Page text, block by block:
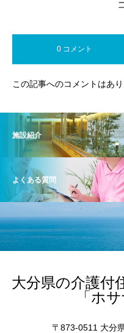
0 コメント
この記事へのコメントはあり
施設紹介
よくある質問
大分県の介護付
「ホ
〒873-0511 大分